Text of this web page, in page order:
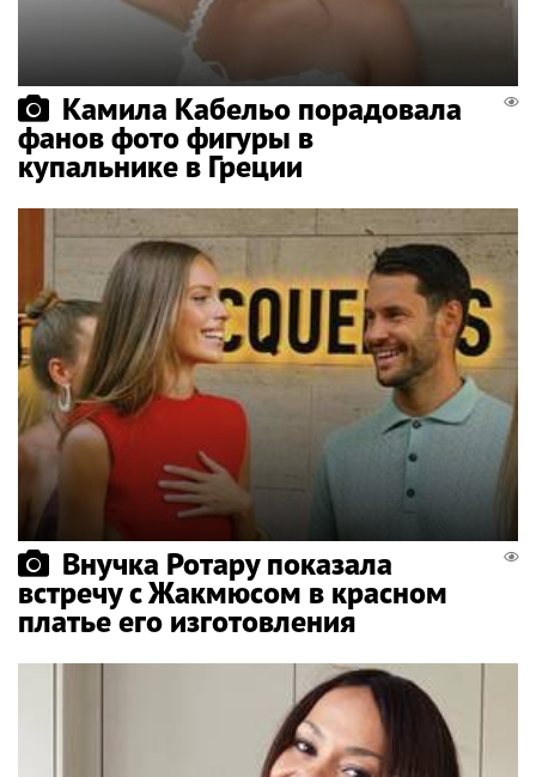
Камила Кабельо порадовала
фанов фото фигуры в
купальнике в Греции
Внучка Ротару показала
встречу с Жакмюсом в красном
платье его изготовления